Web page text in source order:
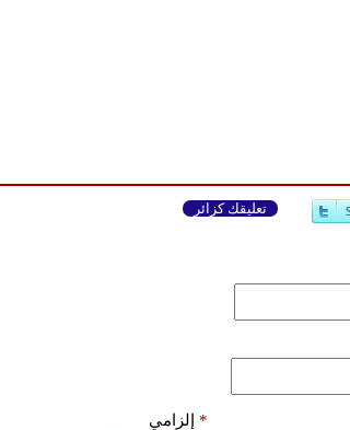
تعليقك كزائر
إلزامي *